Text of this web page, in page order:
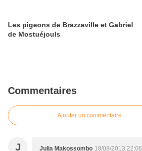
Les pigeons de Brazzaville et Gabriel
de Mostuéjouls
Commentaires
Ajouter un commentaire
J Julia Makossombo 18/08/2013 22:06